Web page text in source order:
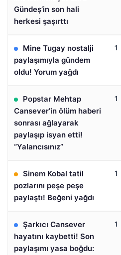
Gündeş’in son hali
herkesi şaşırttı
Mine Tugay nostalji
paylaşımıyla gündem
oldu! Yorum yağdı
1
Popstar Mehtap
Cansever’in ölüm haberi
sonrası ağlayarak
paylaşıp isyan etti!
“Yalancısınız”
1
Sinem Kobal tatil
pozlarını peşe peşe
paylaştı! Beğeni yağdı
1
Şarkıcı Cansever
hayatını kaybetti! Son
paylaşımı yasa boğdu:
1